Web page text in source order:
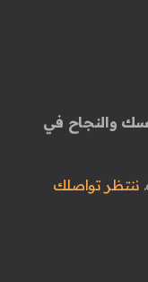
والنجاح في
ننتظر تواصلك